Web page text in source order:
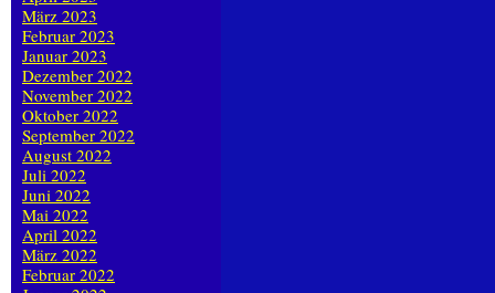
März 2023
Februar 2023
Januar 2023
Dezember 2022
November 2022
Oktober 2022
September 2022
August 2022
Juli 2022
Juni 2022
Mai 2022
April 2022
März 2022
Februar 2022